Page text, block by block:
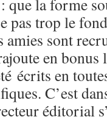
la forme
pas trop le
sont
en
écrits en
C’est
éditorial